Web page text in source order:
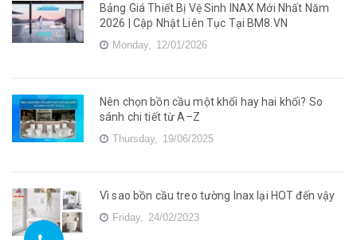
Bảng Giá Thiết Bị Vệ Sinh INAX Mới Nhất Năm
2026 | Cập Nhật Liên Tục Tại BM8.VN
Monday, 12/01/2026
Nên chọn bồn cầu một khối hay hai khối? So
sánh chi tiết từ A–Z
Thursday, 19/06/2025
Vì sao bồn cầu treo tường Inax lại HOT đến vậy
Friday, 24/02/2023